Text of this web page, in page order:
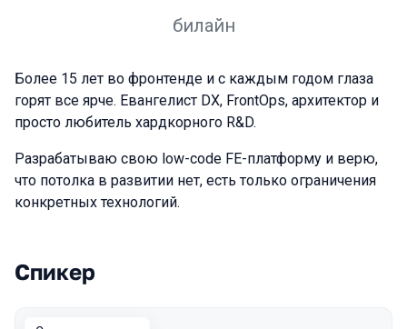
билайн
Более 15 лет во фронтенде и с каждым годом глаза
горят все ярче. Евангелист DX, FrontOps, архитектор и
просто любитель хардкорного R&D.
Разрабатываю свою low-code FE-платформу и верю,
что потолка в развитии нет, есть только ограничения
конкретных технологий.
Выступления в сезоне 2025 Autumn
Спикер